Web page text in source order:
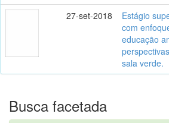
27-set-2018
Estágio
com
educação
sala verde.
Busca facetada